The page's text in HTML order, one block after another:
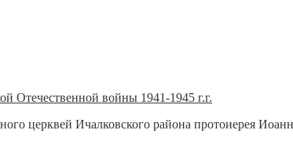
Отечественной войны 1941-1945 г.г.
церквей Ичалковского района протоиерея